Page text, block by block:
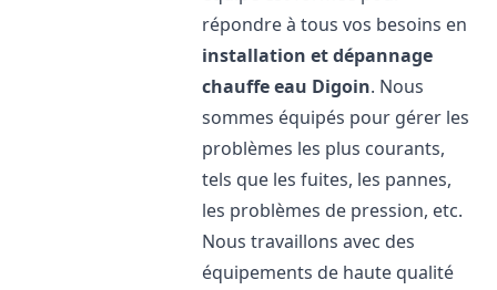
répondre à tous vos besoins en
installation et dépannage
chauffe eau Digoin. Nous
sommes équipés pour gérer les
problèmes les plus courants,
tels que les fuites, les pannes,
les problèmes de pression, etc.
Nous travaillons avec des
équipements de haute qualité